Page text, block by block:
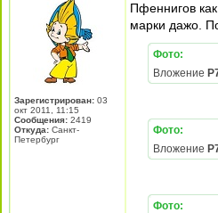
Зарегистрирован: 03
окт 2011, 11:15
Сообщения: 2419
Откуда: Санкт-
Петербург
Пфеннигов
марки дажо.
Фото:
Вложение
Фото:
Вложение
Фото: